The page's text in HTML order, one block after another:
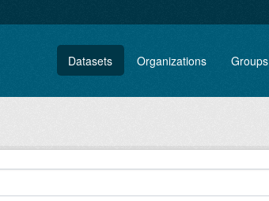
Datasets Organizations Groups